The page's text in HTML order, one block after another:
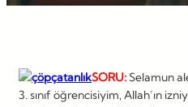
SORU:Selamun
3. sınıf öğrencisiyim, Allah’ın